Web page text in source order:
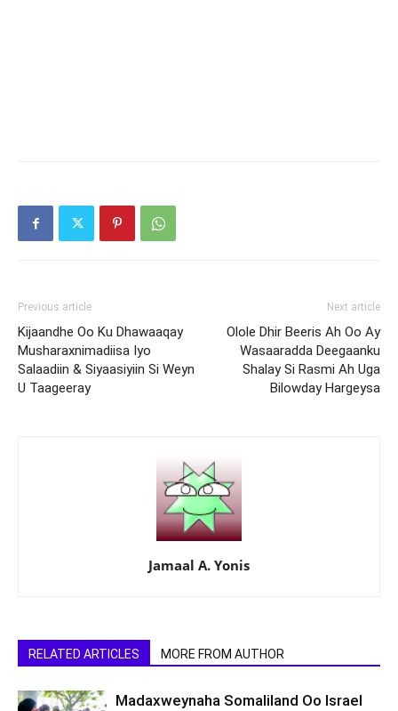
Previous article
Kijaandhe Oo Ku Dhawaaqay
Musharaxnimadiisa Iyo
Salaadiin & Siyaasiyiin Si Weyn
U Taageeray
Next article
Olole Dhir Beeris Ah Oo Ay
Wasaaradda Deegaanku
Shalay Si Rasmi Ah Uga
Bilowday Hargeysa
Jamaal A. Yonis
RELATED ARTICLES MORE FROM AUTHOR
Madaxweynaha Somaliland Oo Israel